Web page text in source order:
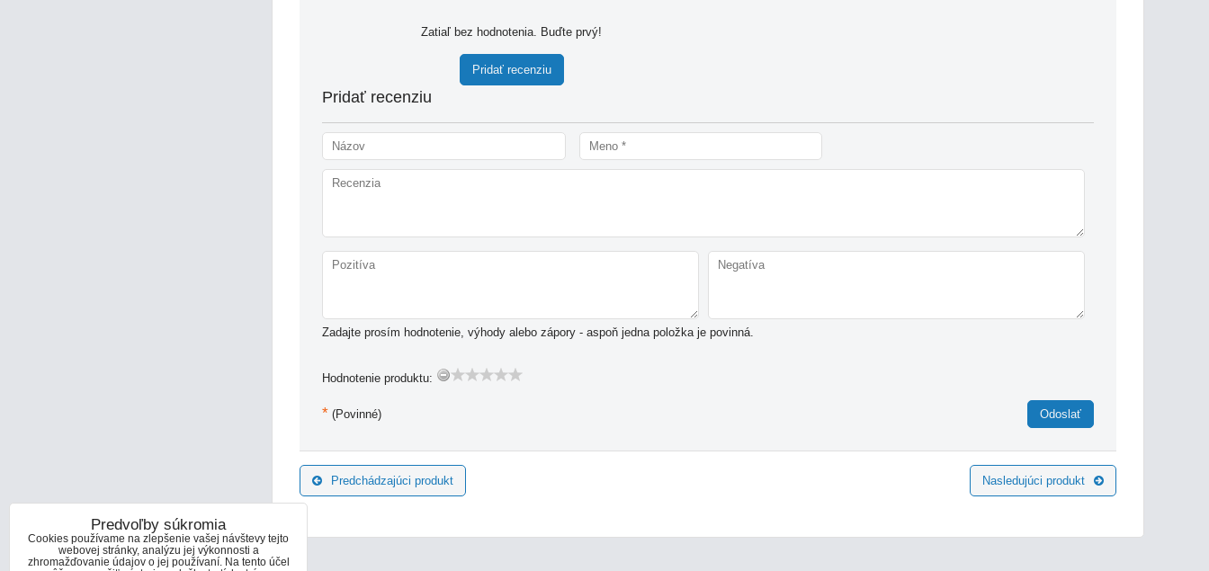
Zatiaľ bez hodnotenia. Buďte prvý!
Pridať recenziu
Pridať recenziu
Zadajte prosím hodnotenie, výhody alebo zápory - aspoň jedna položka je povinná.
Hodnotenie produktu:
* (Povinné) Odoslať
Predchádzajúci produkt Nasledujúci produkt
Predvoľby súkromia
Cookies používame na zlepšenie vašej návštevy tejto
webovej stránky, analýzu jej výkonnosti a
zhromažďovanie údajov o jej používaní. Na tento účel